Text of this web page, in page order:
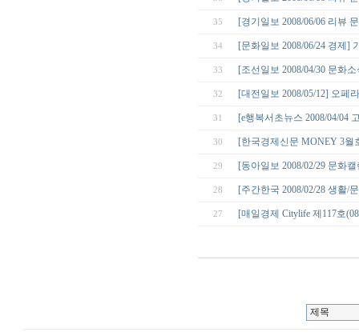
35 [경기일보 2008/06/06 리뷰
34 [문화일보 2008/06/24 경제]
33 [조선일보 2008/04/30 문화
32 [대전일보 2008/05/12] 오페
31 [e행복서초뉴스 2008/04/04
30 [한국경제신문 MONEY 3
29 [동아일보 2008/02/29 문화
28 [주간한국 2008/02/28 생활/
27 [매일경제 Citylife 제117호